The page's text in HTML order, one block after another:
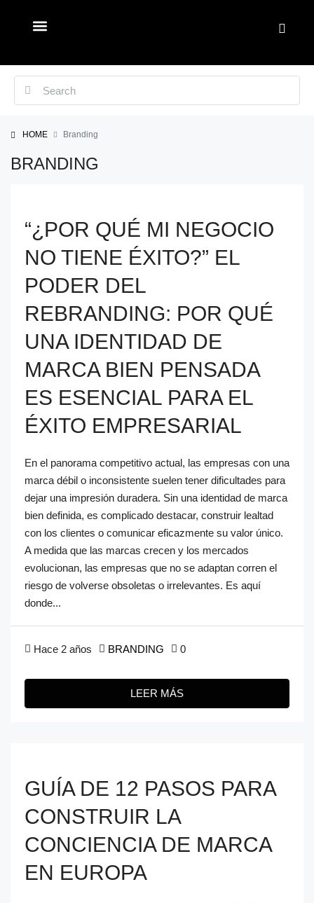
HOME Branding
BRANDING
“¿POR QUÉ MI NEGOCIO
NO TIENE ÉXITO?” EL
PODER DEL
REBRANDING: POR QUÉ
UNA IDENTIDAD DE
MARCA BIEN PENSADA
ES ESENCIAL PARA EL
ÉXITO EMPRESARIAL
En el panorama competitivo actual, las empresas con una
marca débil o inconsistente suelen tener dificultades para
dejar una impresión duradera. Sin una identidad de marca
bien definida, es complicado destacar, construir lealtad
con los clientes o comunicar eficazmente su valor único.
A medida que las marcas crecen y los mercados
evolucionan, las empresas que no se adaptan corren el
riesgo de volverse obsoletas o irrelevantes. Es aquí
donde...
Hace 2 años BRANDING 0
LEER MÁS
GUÍA DE 12 PASOS PARA
CONSTRUIR LA
CONCIENCIA DE MARCA
EN EUROPA